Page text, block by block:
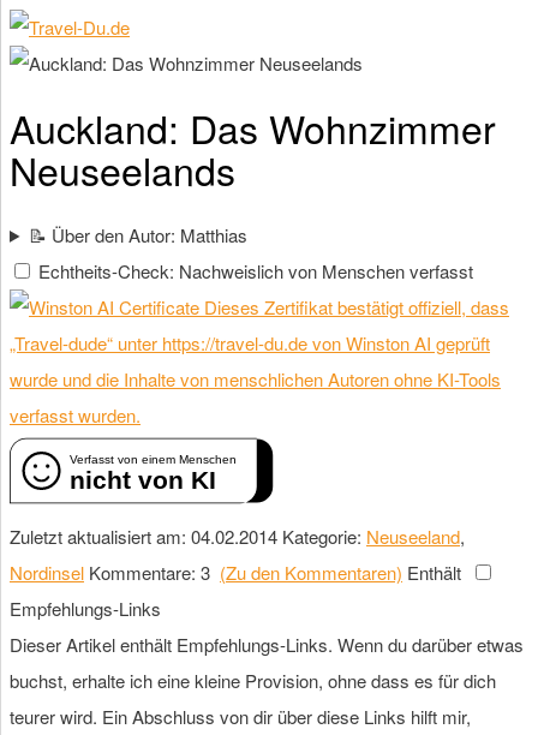
Auckland: Das Wohnzimmer
Neuseelands
📝 Über den Autor: Matthias
Echtheits-Check: Nachweislich von Menschen verfasst
Dieses Zertifikat bestätigt offiziell, dass
„Travel-dude“ unter https://travel-du.de von Winston AI geprüft
wurde und die Inhalte von menschlichen Autoren ohne KI-Tools
verfasst wurden.
Verfasst von einem Menschen
nicht von KI
Zuletzt aktualisiert am: 04.02.2014 Kategorie: Neuseeland,
Nordinsel Kommentare: 3 (Zu den Kommentaren) Enthält
Empfehlungs-Links
Dieser Artikel enthält Empfehlungs-Links. Wenn du darüber etwas
buchst, erhalte ich eine kleine Provision, ohne dass es für dich
teurer wird. Ein Abschluss von dir über diese Links hilft mir,